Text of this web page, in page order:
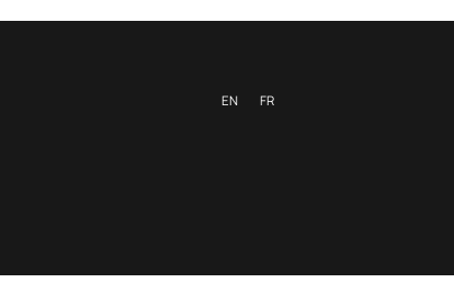
EN FR